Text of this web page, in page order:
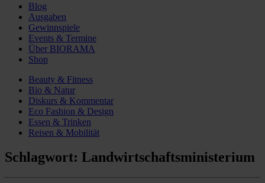
Blog
Ausgaben
Gewinnspiele
Events & Termine
Über BIORAMA
Shop
Beauty & Fitness
Bio & Natur
Diskurs & Kommentar
Eco Fashion & Design
Essen & Trinken
Reisen & Mobilität
Schlagwort: Landwirtschaftsministerium